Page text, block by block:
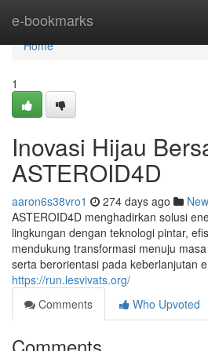
e-bookmarks
Home
Home
1
Inovasi Hijau
ASTEROID4D
aaron6s38vro1 274 days ago
ASTEROID4D menghadirkan solusi
lingkungan dengan teknologi pintar,
mendukung transformasi menuju
serta berorientasi pada keberlanjutan
https://run.lesvivats.org/
Comments
Who Upvoted